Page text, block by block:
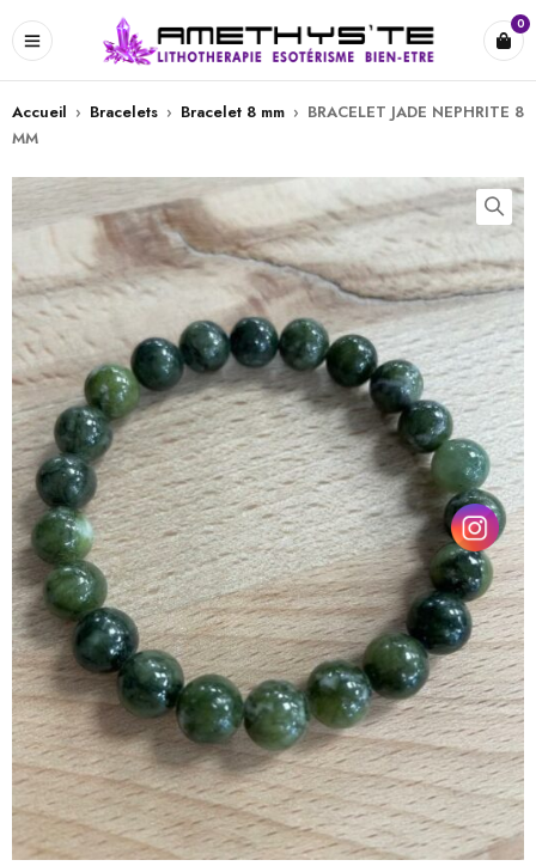
0
Accueil › Bracelets › Bracelet 8 mm › BRACELET JADE NEPHRITE 8
MM